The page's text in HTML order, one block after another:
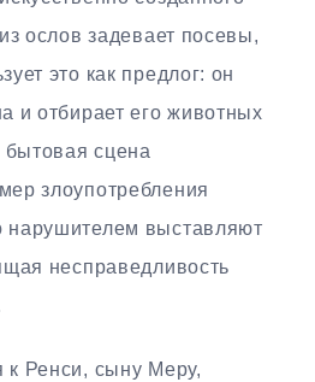
ослов задевает посевы,
это как предлог: он
и отбирает его животных
бытовая сцена
злоупотребления
нарушителем выставляют
несправедливость
к Ренси, сыну Меру,